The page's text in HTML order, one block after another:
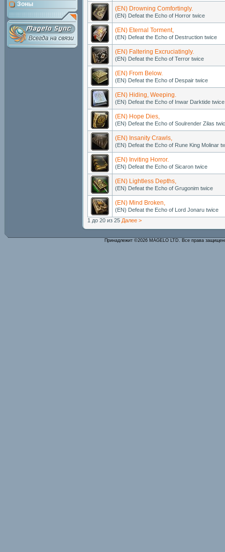
Зоны
(EN) Drowning Comfortingly.
(EN) Defeat the Echo of Horror twice
(EN) Eternal Torment,
(EN) Defeat the Echo of Destruction twice
(EN) Faltering Excruciatingly.
(EN) Defeat the Echo of Terror twice
(EN) From Below.
(EN) Defeat the Echo of Despair twice
(EN) Hiding, Weeping.
(EN) Defeat the Echo of Inwar Darktide twice
(EN) Hope Dies,
(EN) Defeat the Echo of Soulrender Zilas
(EN) Insanity Crawls,
(EN) Defeat the Echo of Rune King Molinar
(EN) Inviting Horror.
(EN) Defeat the Echo of Sicaron twice
(EN) Lightless Depths,
(EN) Defeat the Echo of Grugonim twice
(EN) Mind Broken,
(EN) Defeat the Echo of Lord Jonaru twice
1 до 20 из 25 Далее >
Принадлежит ©2026 MAGELO LTD. Все права